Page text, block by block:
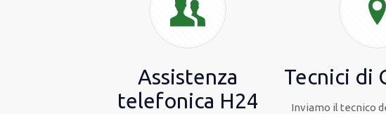
Assistenza
telefonica H24
Tecnici di
Inviamo il tecnico